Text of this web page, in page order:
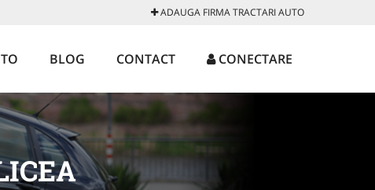
ADAUGA FIRMA TRACTARI AUTO
BLOG CONTACT CONECTARE